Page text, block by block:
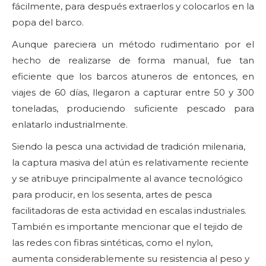
fácilmente, para después extraerlos y colocarlos en la
popa del barco.
Aunque pareciera un método rudimentario por el
hecho de realizarse de forma manual, fue tan
eficiente que los barcos atuneros de entonces, en
viajes de 60 días, llegaron a capturar entre 50 y 300
toneladas, produciendo suficiente pescado para
enlatarlo industrialmente.
Siendo la pesca una actividad de tradición milenaria,
la captura masiva del atún es relativamente reciente
y se atribuye principalmente al avance tecnológico
para producir, en los sesenta, artes de pesca
facilitadoras de esta actividad en escalas industriales.
También es importante mencionar que el tejido de
las redes con fibras sintéticas, como el nylon,
aumenta considerablemente su resistencia al peso y